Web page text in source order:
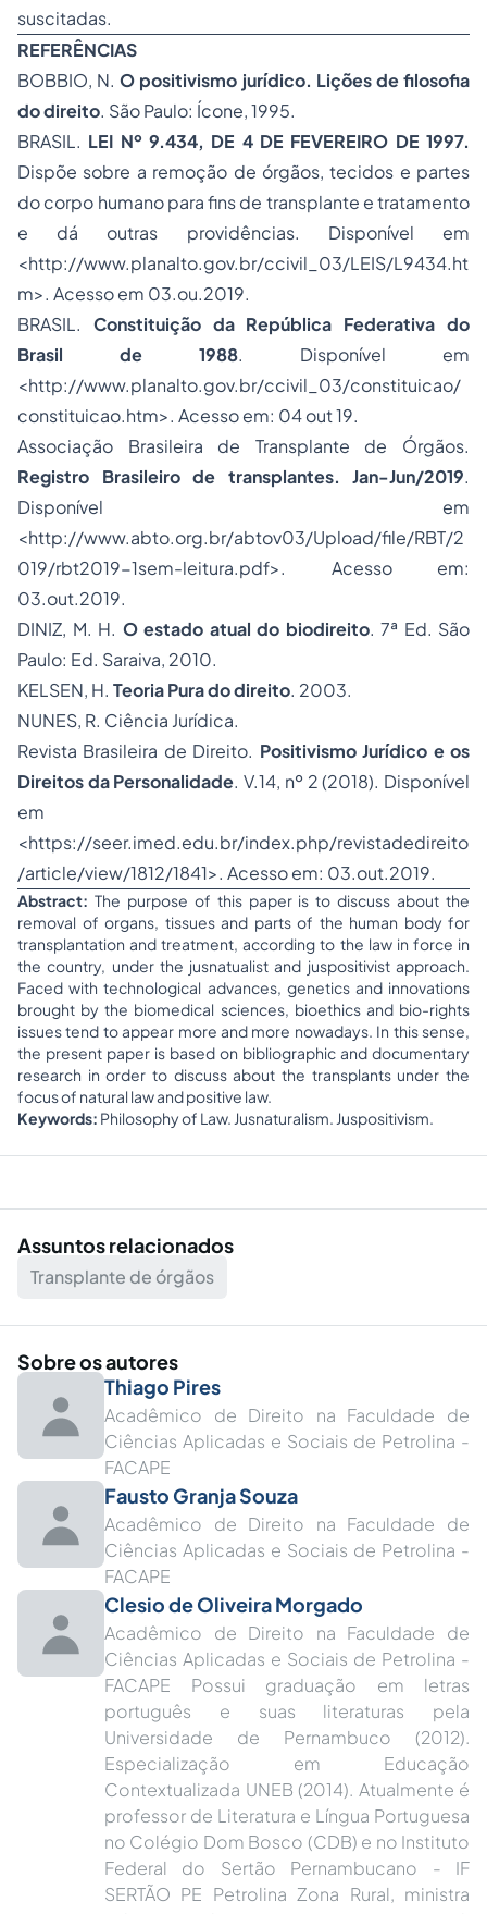
suscitadas.
REFERÊNCIAS
BOBBIO, N.O positivismo jurídico. Lições de filosofia
do direito. São Paulo: Ícone, 1995.
BRASIL. LEI Nº 9.434, DE 4 DE FEVEREIRO DE 1997.
Dispõe sobre a remoção de órgãos, tecidos e partes
do corpo humano para fins de transplante e tratamento
e dá outras providências. Disponível em
<http://www.planalto.gov.br/ccivil_03/LEIS/L9434.ht
m>. Acesso em 03.ou.2019.
BRASIL. Constituição da República Federativa do
Brasil de 1988. Disponível em
<http://www.planalto.gov.br/ccivil_03/constituicao/
constituicao.htm>. Acesso em: 04 out 19.
Associação Brasileira de Transplante de Órgãos.
Registro Brasileiro de transplantes. Jan-Jun/2019.
Disponível em
<http://www.abto.org.br/abtov03/Upload/file/RBT/2
019/rbt2019-1sem-leitura.pdf>. Acesso em:
03.out.2019.
DINIZ, M. H. O estado atual do biodireito. 7ª Ed. São
Paulo: Ed. Saraiva, 2010.
KELSEN, H. Teoria Pura do direito. 2003.
NUNES, R. Ciência Jurídica.
Revista Brasileira de Direito. Positivismo Jurídico e os
Direitos da Personalidade. V.14, nº 2 (2018). Disponível
em
<https://seer.imed.edu.br/index.php/revistadedireito
/article/view/1812/1841>. Acesso em: 03.out.2019.
Abstract: The purpose of this paper is to discuss about the
removal of organs, tissues and parts of the human body for
transplantation and treatment, according to the law in force in
the country, under the jusnatualist and juspositivist approach.
Faced with technological advances, genetics and innovations
brought by the biomedical sciences, bioethics and bio-rights
issues tend to appear more and more nowadays. In this sense,
the present paper is based on bibliographic and documentary
research in order to discuss about the transplants under the
focus of natural law and positive law.
Keywords: Philosophy of Law. Jusnaturalism. Juspositivism.
Assuntos relacionados
Transplante de órgãos
Sobre os autores
Thiago Pires
Acadêmico de Direito na Faculdade de
Ciências Aplicadas e Sociais de Petrolina -
FACAPE
Fausto Granja Souza
Acadêmico de Direito na Faculdade de
Ciências Aplicadas e Sociais de Petrolina -
FACAPE
Clesio de Oliveira Morgado
Acadêmico de Direito na Faculdade de
Ciências Aplicadas e Sociais de Petrolina -
FACAPE Possui graduação em letras
português e suas literaturas pela
Universidade de Pernambuco (2012).
Especialização em Educação
Contextualizada UNEB (2014). Atualmente é
professor de Literatura e Língua Portuguesa
no Colégio Dom Bosco (CDB) e no Instituto
Federal do Sertão Pernambucano - IF
SERTÃO PE Petrolina Zona Rural, ministra